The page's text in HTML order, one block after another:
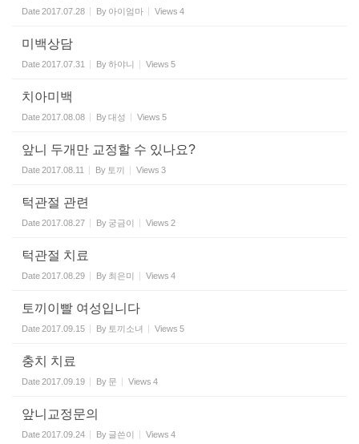
Date2017.07.28 By 아이엄마 Views 4
미백상담
Date2017.07.31 By하야니 Views 5
치아미백
Date2017.08.08 By대성 Views 5
앞니 두개만 교정할 수 있나요?
Date2017.08.11 By 토끼 Views 3
턱관절 관련
Date2017.08.27 By 궁금이 Views 2
턱관절 치료
Date2017.08.29 By 최은미 Views 4
토끼이빨 여성입니다
Date2017.09.15 By 토끼소녀 Views 5
충치 치료
Date2017.09.19 By 문 Views 4
앞니교정문의
Date2017.09.24 By 글쓴이 Views 4